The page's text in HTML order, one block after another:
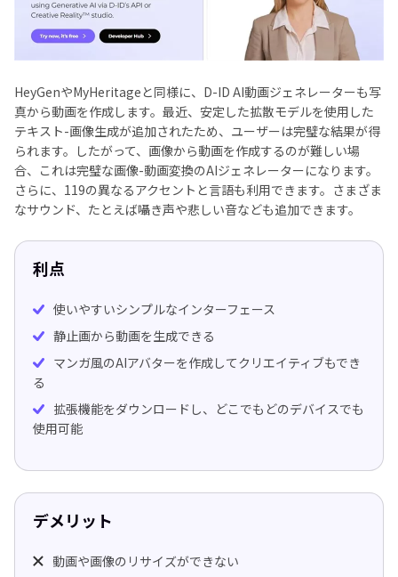
HeyGenやMyHeritageと同様に、D-ID AI動画ジェネレーターも写
真から動画を作成します。最近、安定した拡散モデルを使用した
テキスト-画像生成が追加されたため、ユーザーは完璧な結果が得
られます。したがって、画像から動画を作成するのが難しい場
合、これは完璧な画像-動画変換のAIジェネレーターになります。
さらに、119の異なるアクセントと言語も利用できます。さまざま
なサウンド、たとえば囁き声や悲しい音なども追加できます。
利点
使いやすいシンプルなインターフェース
静止画から動画を生成できる
マンガ風のAIアバターを作成してクリエイティブもでき
る
拡張機能をダウンロードし、どこでもどのデバイスでも
使用可能
デメリット
動画や画像のリサイズができない